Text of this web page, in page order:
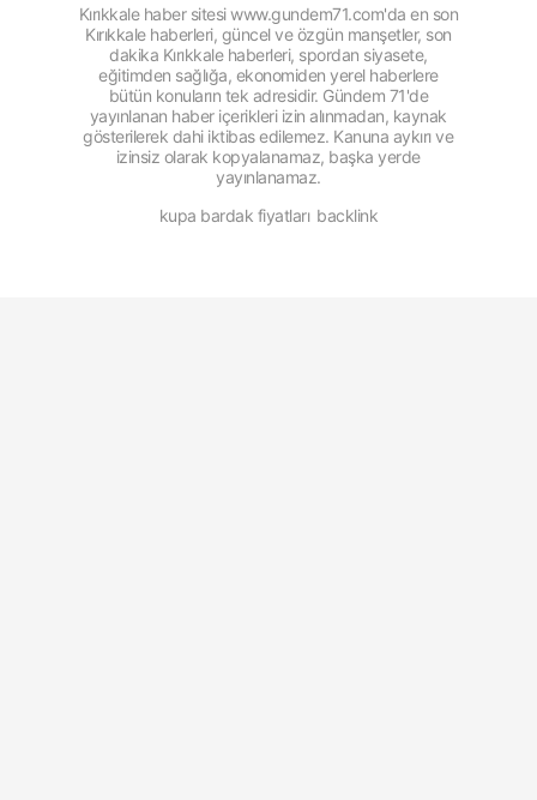
Kırıkkale haber sitesi www.gundem71.com'da en son
Kırıkkale haberleri, güncel ve özgün manşetler, son
dakika Kırıkkale haberleri, spordan siyasete,
eğitimden sağlığa, ekonomiden yerel haberlere
bütün konuların tek adresidir. Gündem 71'de
yayınlanan haber içerikleri izin alınmadan, kaynak
gösterilerek dahi iktibas edilemez. Kanuna aykırı ve
izinsiz olarak kopyalanamaz, başka yerde
yayınlanamaz.
kupa bardak fiyatları backlink